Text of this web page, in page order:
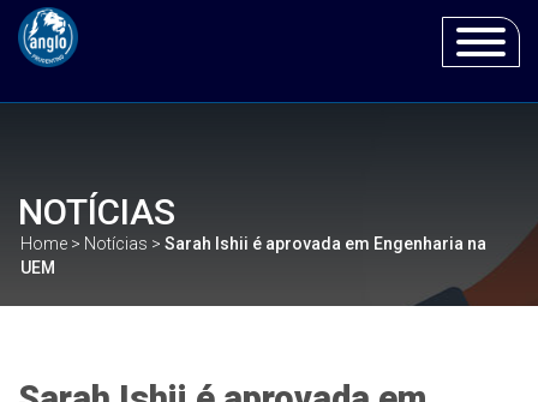
Toggle
NOTÍCIAS
Home > Notícias > Sarah Ishii é aprovada em Engenharia na
UEM